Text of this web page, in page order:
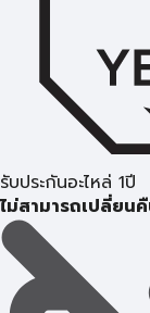
รับประกันอะไหล่ 1ปี
ไม่สามารถเปลี่ยน